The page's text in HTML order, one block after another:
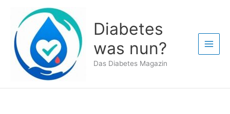
springen
Diabetes
was nun?
Das Diabetes Magazin